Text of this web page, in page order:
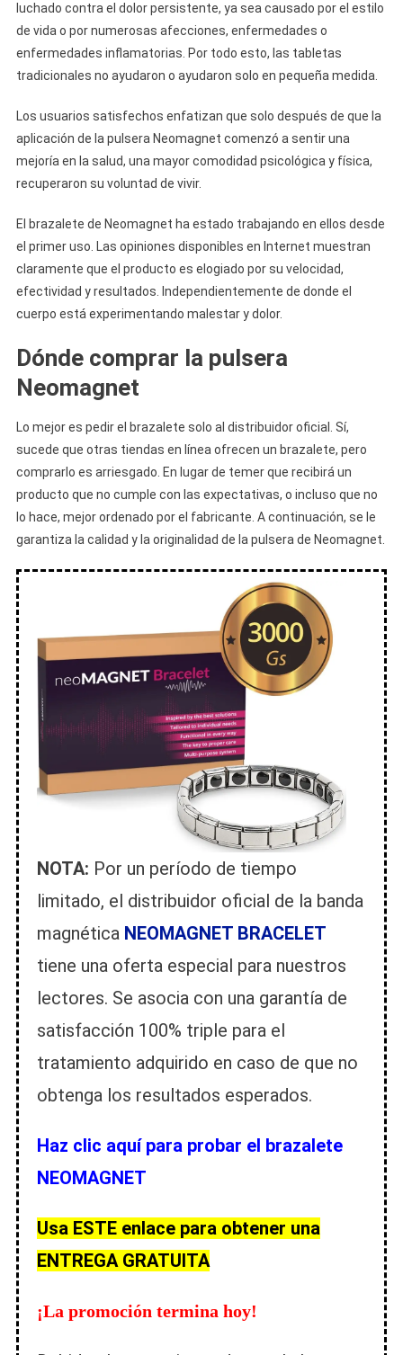
luchado contra el dolor persistente, ya sea causado por el estilo
de vida o por numerosas afecciones, enfermedades o
enfermedades inflamatorias. Por todo esto, las tabletas
tradicionales no ayudaron o ayudaron solo en pequeña medida.
Los usuarios satisfechos enfatizan que solo después de que la
aplicación de la pulsera Neomagnet comenzó a sentir una
mejoría en la salud, una mayor comodidad psicológica y física,
recuperaron su voluntad de vivir.
El brazalete de Neomagnet ha estado trabajando en ellos desde
el primer uso. Las opiniones disponibles en Internet muestran
claramente que el producto es elogiado por su velocidad,
efectividad y resultados. Independientemente de donde el
cuerpo está experimentando malestar y dolor.
Dónde comprar la pulsera
Neomagnet
Lo mejor es pedir el brazalete solo al distribuidor oficial. Sí,
sucede que otras tiendas en línea ofrecen un brazalete, pero
comprarlo es arriesgado. En lugar de temer que recibirá un
producto que no cumple con las expectativas, o incluso que no
lo hace, mejor ordenado por el fabricante. A continuación, se le
garantiza la calidad y la originalidad de la pulsera de Neomagnet.
NOTA: Por un período de tiempo
limitado, el distribuidor oficial de la banda
magnética NEOMAGNET BRACELET
tiene una oferta especial para nuestros
lectores. Se asocia con una garantía de
satisfacción 100% triple para el
tratamiento adquirido en caso de que no
obtenga los resultados esperados.
Haz clic aquí para probar el brazalete
NEOMAGNET
Usa ESTE enlace para obtener una
ENTREGA GRATUITA
¡La promoción termina hoy!